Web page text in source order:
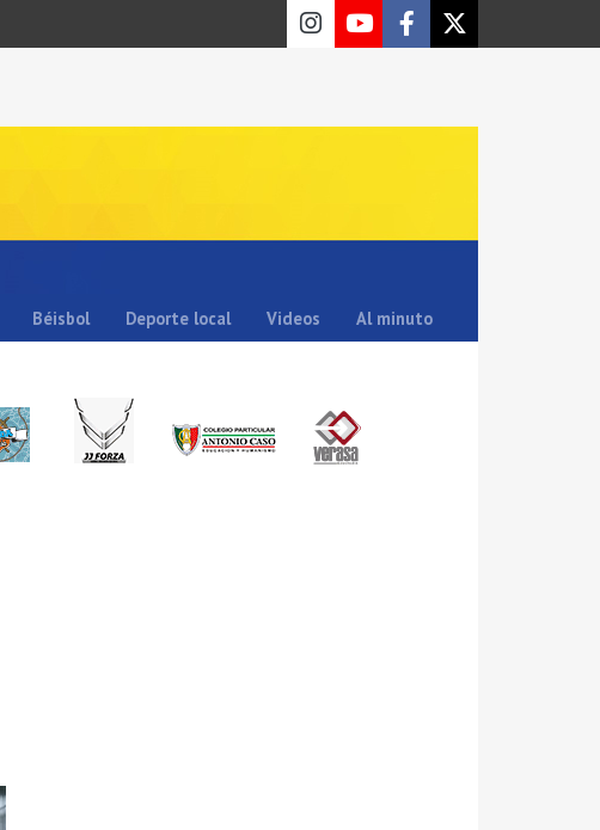
Béisbol Deporte local Videos Al minuto